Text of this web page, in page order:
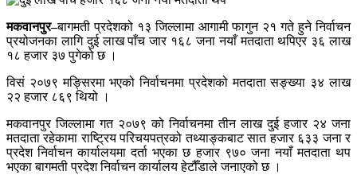
मकवानपुर–बागमती प्रदेशको १३ जिल्लामा आगामी फागुन २१ गते हुने निर्वाचन
प्रयोजनका लागि दुई लाख पाँच जार १६८ जना नयाँ मतदाता थपिएर ३६ लाख
१८ हजार ३७ पुगेको छ ।
विसं २०७९ मङ्सिरमा भएको निर्वाचनमा प्रदेशको मतदाता सङ्ख्या ३४ लाख
२२ हजार ८६९ थियो ।
मकवानपुर जिल्लामा गत २०७९ को निर्वाचनमा तीन लाख दुई हजार २४ जना
मतदाता रहेकामा राष्ट्रिय परिचयपत्रको तथ्याङ्कबाट सात हजार ६३३ जना र
प्रदेश निर्वाचन कार्यालयमा दर्ता भएका छ हजार ९७० जना नयाँ मतदाता थप
भएका बागमती प्रदेश निर्वाचन कार्यालय हेटौँडाले जनाएको छ ।